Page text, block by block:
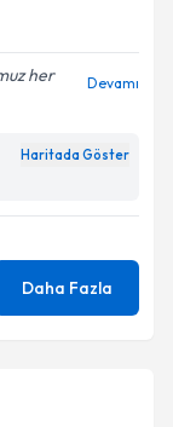
her
Devamı
Haritada Göster
Daha Fazla